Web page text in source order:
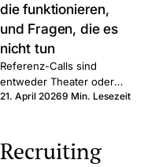
die funktionieren,
und Fragen, die es
nicht tun
Referenz-Calls sind
entweder Theater oder
Signal. Hier ist das Frage-
und wann Sie den Call
ganz auslassen.
21. April 20269 Min. Lesezeit
Recruiting